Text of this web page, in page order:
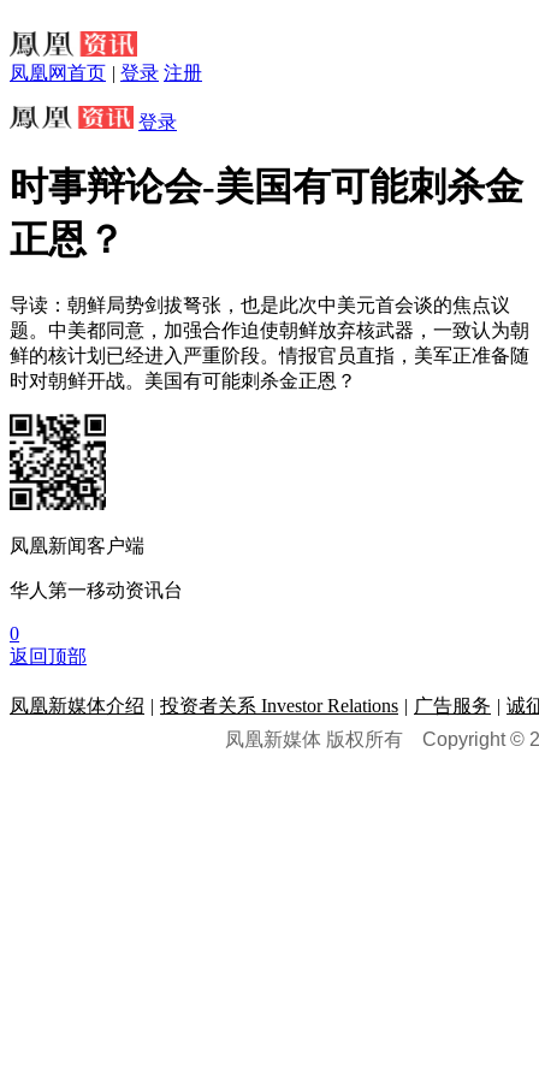
凤凰网首页 | 登录 注册
登录
时事辩论会-美国有可能刺杀金
正恩？
导读：朝鲜局势剑拔弩张，也是此次中美元首会谈的焦点议
题。中美都同意，加强合作迫使朝鲜放弃核武器，一致认为朝
鲜的核计划已经进入严重阶段。情报官员直指，美军正准备随
时对朝鲜开战。美国有可能刺杀金正恩？
凤凰新闻客户端
华人第一移动资讯台
0
返回顶部
凤凰新媒体介绍 | 投资者关系 Investor Relations | 广告服务 | 诚
凤凰新媒体 版权所有 Copyright ©